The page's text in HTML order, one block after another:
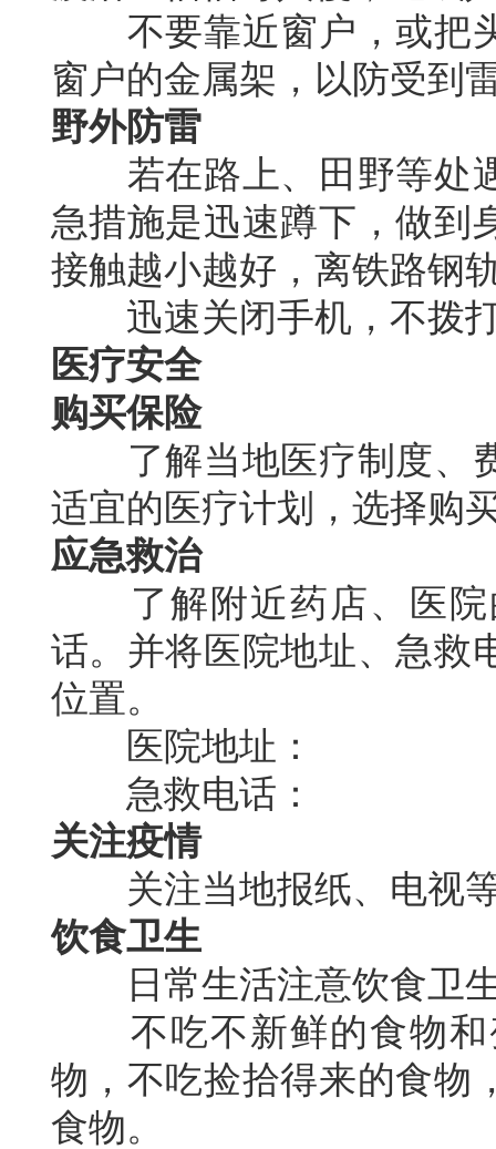
不要靠近窗户，或把头
窗户的金属架，以防受到
野外防雷
若在路上、田野等处遇
急措施是迅速蹲下，做到
接触越小越好，离铁路钢
迅速关闭手机，不拨打
医疗安全
购买保险
了解当地医疗制度、费
适宜的医疗计划，选择购
应急救治
了解附近药店、医院
话。并将医院地址、急救
位置。
医院地址：
急救电话：
关注疫情
关注当地报纸、电视等
饮食卫生
日常生活注意饮食卫生
不吃不新鲜的食物和
物，不吃捡拾得来的食物
食物。